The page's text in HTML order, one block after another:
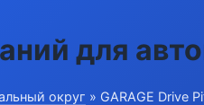
для
округ » GARAGE Drive